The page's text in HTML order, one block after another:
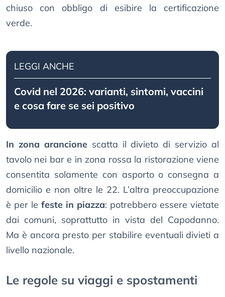
chiuso con obbligo di esibire la certificazione
verde.
LEGGI ANCHE
Covid nel 2026: varianti, sintomi, vaccini
e cosa fare se sei positivo
In zona arancionescatta il divieto di servizio al
tavolo nei bar e in zona rossa la ristorazione viene
consentita solamente con asporto o consegna a
domicilio e non oltre le 22. L’altra preoccupazione
è per le feste in piazza: potrebbero essere vietate
dai comuni, soprattutto in vista del Capodanno.
Ma è ancora presto per stabilire eventuali divieti a
livello nazionale.
Le regole su viaggi e spostamenti